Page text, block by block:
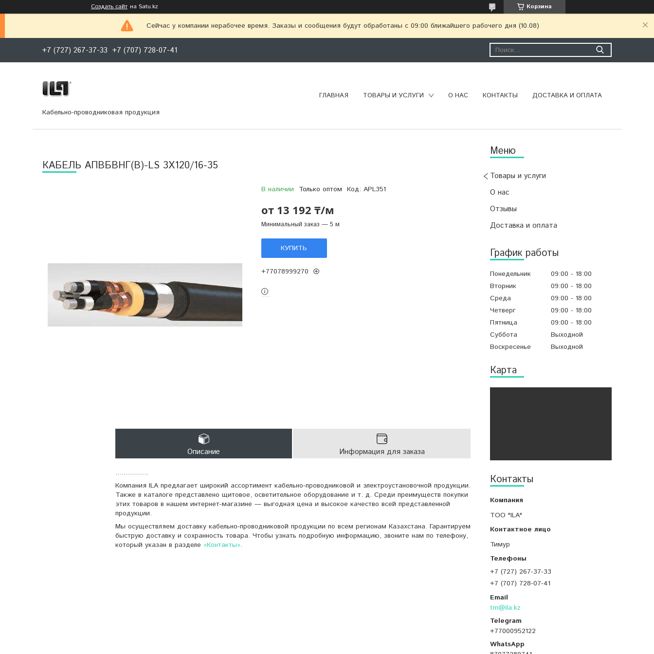
Создать сайт на Satu.kz Корзина
Сейчас у компании нерабочее время. Заказы и сообщения будут обработаны с 09:00 ближайшего рабочего дня (10.08)
+7 (727) 267-37-33 +7 (707) 728-07-41
Кабельно-проводниковая продукция
ГЛАВНАЯ ТОВАРЫ И УСЛУГИ О НАС КОНТАКТЫ ДОСТАВКА И ОПЛАТА
Товары и услуги
О нас
Отзывы
Доставка и оплата
График работы
Понедельник 09:00
18:00
Вторник
09:00
18:00
Среда
09:00
18:00
Четверг
09:00
18:00
Пятница
09:00
18:00
Суббота
Выходной
Воскресенье
Выходной
Карта
Контакты
ТОО "ILA"
Тимур
+7 (727) 267-37-33
+7 (707) 728-07-41
tm@ila.kz
+77000952122
КАБЕЛЬ АПВБВНГ(B)-LS 3Х120/16-35
В наличии Только оптом Код: APL351
от 13 192 ₸/м
Минимальный заказ — 5 м
КУПИТЬ
+77078999270
Описание Информация для заказа
.................
Компания ILA предлагает широкий ассортимент кабельно-проводниковой и электроустановочной продукции.
Также в каталоге представлено щитовое, осветительное оборудование и т. д. Среди преимуществ покупки
этих товаров в нашем интернет-магазине — выгодная цена и высокое качество всей представленной
продукции.
Мы осуществляем доставку кабельно-проводниковой продукции по всем регионам Казахстана. Гарантируем
быструю доставку и сохранность товара. Чтобы узнать подробную информацию, звоните нам по телефону,
который указан в разделе «Контакты».